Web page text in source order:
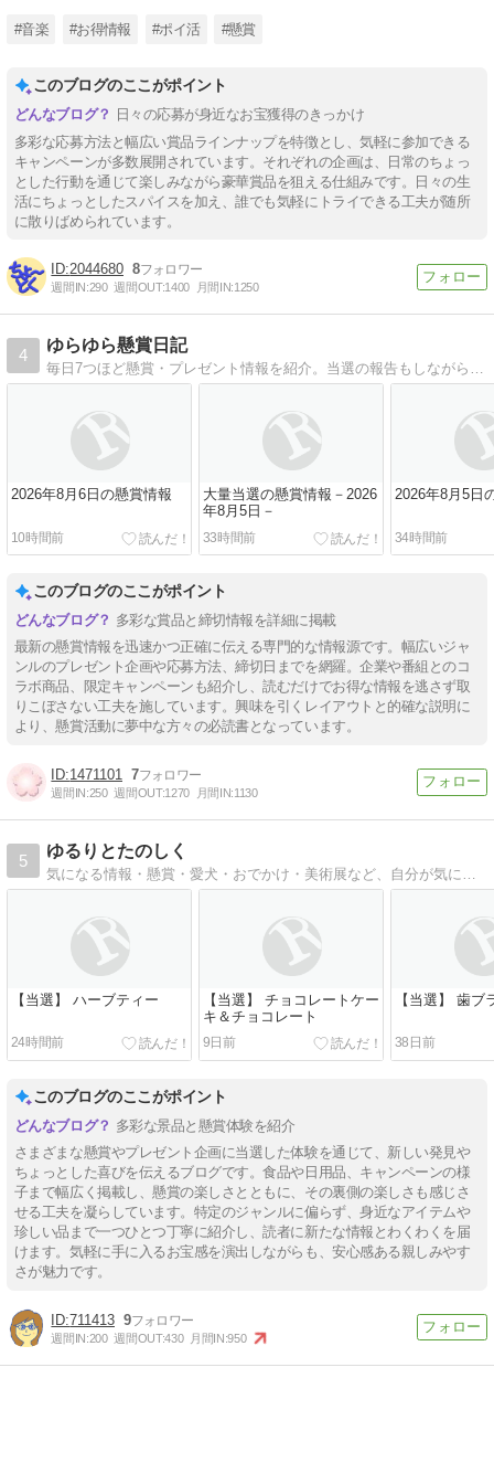
#音楽 #お得情報 #ポイ活 #懸賞
このブログのここがポイント
日々の応募が身近なお宝獲得のきっかけ
多彩な応募方法と幅広い賞品ラインナップを特徴とし、気軽に参加できる
キャンペーンが多数展開されています。それぞれの企画は、日常のちょっ
とした行動を通じて楽しみながら豪華賞品を狙える仕組みです。日々の生
活にちょっとしたスパイスを加え、誰でも気軽にトライできる工夫が随所
に散りばめられています。
2044680 8
週間IN:290 週間OUT:1400 月間IN:1250
4
ゆらゆら懸賞日記
毎日7つほど懸賞・プレゼント情報を紹介。当選の報告もしながら、懸賞情報を毎日更新。大量当選・先着情報も
2026年8月6日の懸賞情報
10時間前
大量当選の懸賞情報－2026
年8月5日－
33時間前
2026年8月5日
34時間前
このブログのここがポイント
多彩な賞品と締切情報を詳細に掲載
最新の懸賞情報を迅速かつ正確に伝える専門的な情報源です。幅広いジャ
ンルのプレゼント企画や応募方法、締切日までを網羅。企業や番組とのコ
ラボ商品、限定キャンペーンも紹介し、読むだけでお得な情報を逃さず取
りこぼさない工夫を施しています。興味を引くレイアウトと的確な説明に
より、懸賞活動に夢中な方々の必読書となっています。
1471101 7
週間IN:250 週間OUT:1270 月間IN:1130
5
ゆるりとたのしく
気になる情報・懸賞・愛犬・おでかけ・美術展など、自分が気になっていることを掲載してます。
【当選】 ハーブティー
24時間前
【当選】 チョコレートケー
キ＆チョコレート
9日前
【当選】 歯ブ
38日前
このブログのここがポイント
多彩な景品と懸賞体験を紹介
さまざまな懸賞やプレゼント企画に当選した体験を通じて、新しい発見や
ちょっとした喜びを伝えるブログです。食品や日用品、キャンペーンの様
子まで幅広く掲載し、懸賞の楽しさとともに、その裏側の楽しさも感じさ
せる工夫を凝らしています。特定のジャンルに偏らず、身近なアイテムや
珍しい品まで一つひとつ丁寧に紹介し、読者に新たな情報とわくわくを届
けます。気軽に手に入るお宝感を演出しながらも、安心感ある親しみやす
さが魅力です。
711413 9
週間IN:200 週間OUT:430 月間IN:950